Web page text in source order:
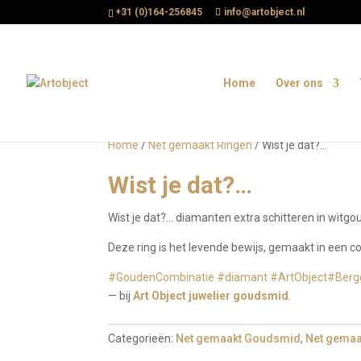
+31 (0)164-256845 info@artobject.nl
Home Over ons
Home/Net gemaakt Ringen/ Wist je dat?…
Wist je dat?…
Wist je dat?… diamanten extra schitteren in
Deze ring is het levende bewijs, gemaakt in een
#GoudenCombinatie #diamant #ArtObject
— bijArt Object juwelier goudsmid
Categorieën: Net gemaakt Goudsmid, Net